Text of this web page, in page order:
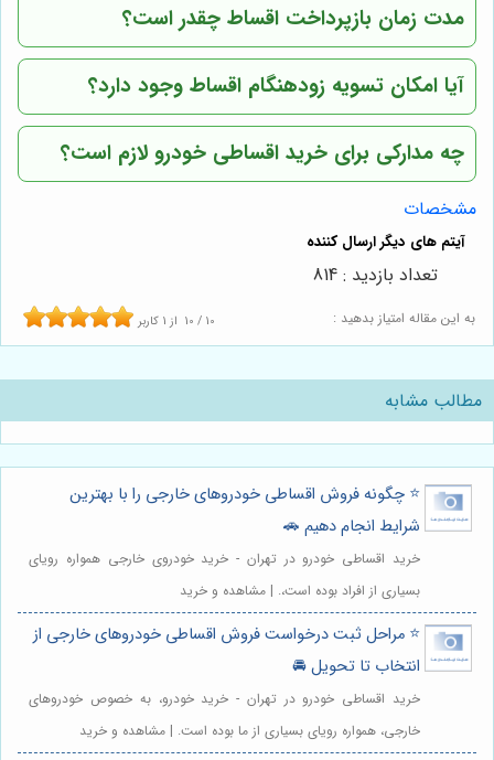
مدت زمان بازپرداخت اقساط چقدر است؟
آیا امکان تسویه زودهنگام اقساط وجود دارد؟
چه مدارکی برای خرید اقساطی خودرو لازم است؟
مشخصات
به این مقاله امتیاز بدهید : 10 / 10 از 1 کاربر
تعداد بازدید : 814
مطالب مشابه
⭐️ چگونه فروش اقساطی خودروهای خارجی را با بهترین
شرایط انجام دهیم 🚗
خرید اقساطی خودرو در تهران - خرید خودروی خارجی همواره رویای
بسیاری از افراد بوده است،. | مشاهده و خرید
⭐️ مراحل ثبت درخواست فروش اقساطی خودروهای خارجی از
انتخاب تا تحویل 🚘
خرید اقساطی خودرو در تهران - خرید خودرو، به خصوص خودروهای
خارجی، همواره رویای بسیاری از ما بوده است. | مشاهده و خرید